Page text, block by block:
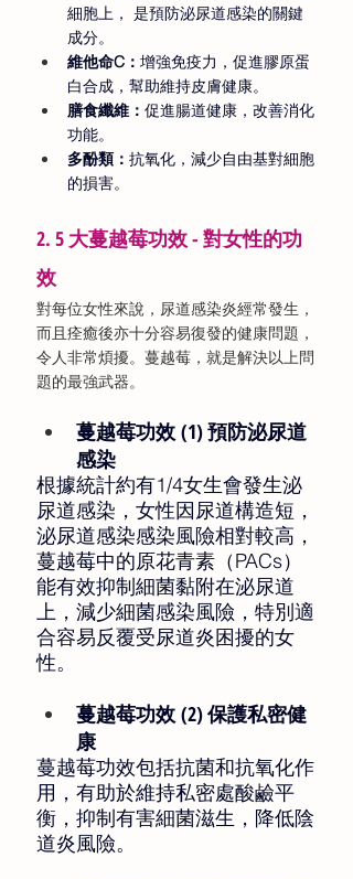
細胞上， 是預防泌尿道感染的關鍵
成分。
維他命C： 增強免疫力，促進膠原蛋
白合成，幫助維持皮膚健康。
膳食纖維： 促進腸道健康，改善消化
功能。
多酚類： 抗氧化，減少自由基對細胞
的損害。
2. 5 大蔓越莓功效 - 對女性的功
效
對每位女性來說，尿道感染炎經常發生，
而且痊癒後亦十分容易復發的健康問題，
令人非常煩擾。蔓越莓，就是解決以上問
題的最強武器。
蔓越莓功效 (1) 預防泌尿道
感染
根據統計約有1/4女生會發生泌
尿道感染，女性因尿道構造短，
泌尿道感染感染風險相對較高，
蔓越莓中的原花青素（PACs）
能有效抑制細菌黏附在泌尿道
上，減少細菌感染風險，特別適
合容易反覆受尿道炎困擾的女
性。
蔓越莓功效 (2) 保護私密健
康
蔓越莓功效包括抗菌和抗氧化作
用，有助於維持私密處酸鹼平
衡，抑制有害細菌滋生，降低陰
道炎風險。